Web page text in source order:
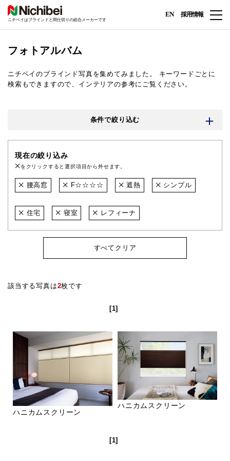
ニチベイはブラインドと間仕切りの総合メーカーです
EN 採用情報
フォトアルバム
ニチベイのブラインド写真を集めてみました。
キーワードごとに
検索もできますので、インテリアの参考にご覧ください。
条件で絞り込む
現在の絞り込み
をクリックすると選択項目から外せます。
腰高窓 F☆☆☆☆ 遮熱 シンプル
住宅 寝室 レフィーナ
すべてクリア
該当する写真は2枚です
[1]
ハニカムスクリーン
ハニカムスクリーン
[1]